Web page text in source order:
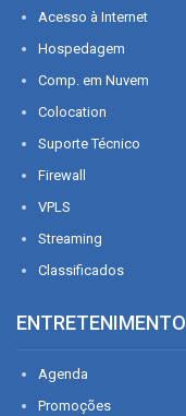
Acesso à Internet
Hospedagem
Comp. em Nuvem
Colocation
Suporte Técnico
Firewall
VPLS
Streaming
Classificados
ENTRETENIMENTO
Agenda
Promoções